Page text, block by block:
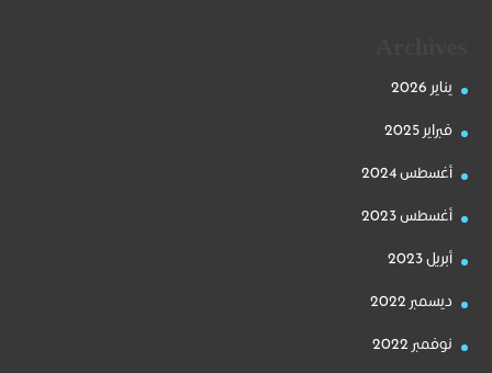
يناير 2026
فبراير 2025
أغسطس 2024
أغسطس 2023
أبريل 2023
ديسمبر 2022
نوفمبر 2022